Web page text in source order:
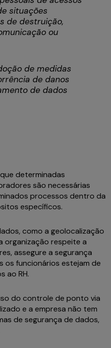
situações
de destruição,
ou
de medidas
de danos
de dados
determinadas
são necessárias
processos dentro da
específicos.
como a geolocalização
organização respeite a
assegure a segurança
os funcionários estejam de
ao RH.
do controle de ponto via
e a empresa não tem
de segurança de dados,